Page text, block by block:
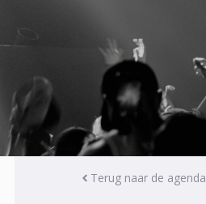
Terug naar de agenda